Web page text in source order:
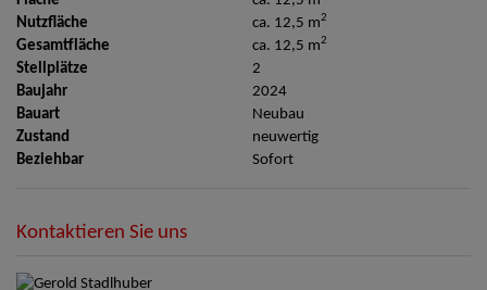
Nutzfläche ca. 12,5 m2
Gesamtfläche ca. 12,5 m2
Stellplätze
2
Baujahr
2024
Bauart
Neubau
Zustand
neuwertig
Beziehbar
Sofort
Kontaktieren Sie uns